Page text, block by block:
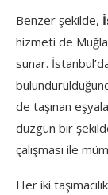
Benzer şekilde,
hizmeti de
sunar.
de taşınan
düzgün bir
çalışması ile
Her iki